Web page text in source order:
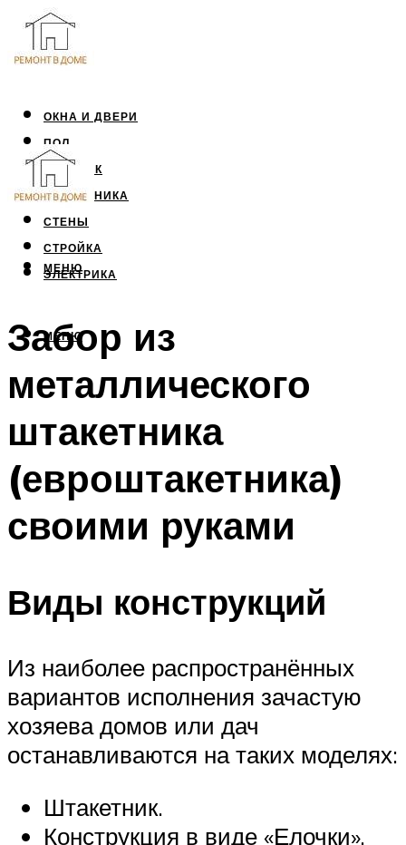
ОКНА И ДВЕРИ
ПОЛ
ПОТОЛОК
САНТЕХНИКА
СТЕНЫ
СТРОЙКА
ЭЛЕКТРИКА
МЕНЮ
МЕНЮ
Забор из
металлического
штакетника
(евроштакетника)
своими руками
Виды конструкций
Из наиболее распространённых
вариантов исполнения зачастую
хозяева домов или дач
останавливаются на таких моделях:
Штакетник.
Конструкция в виде «Елочки».